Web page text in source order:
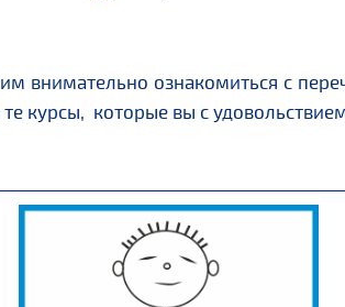
внимательно ознакомиться с
курсы, которые вы с